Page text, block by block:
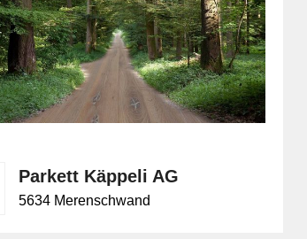
Parkett Käppeli AG
5634 Merenschwand